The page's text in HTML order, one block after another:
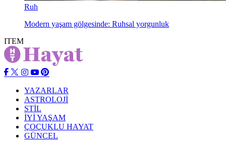
Ruh
Modern yaşam gölgesinde: Ruhsal yorgunluk
ITEM
YAZARLAR
ASTROLOJİ
STİL
İYİ YAŞAM
ÇOÇUKLU HAYAT
GÜNCEL